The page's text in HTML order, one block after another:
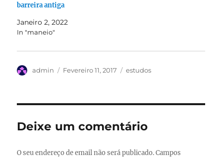
barreira antiga
Janeiro 2, 2022
In "maneio"
Autor
admin
Publicado
Fevereiro 11, 2017 Categorias
estudos
Deixe um comentário
O seu endereço de email não será publicado. Campos